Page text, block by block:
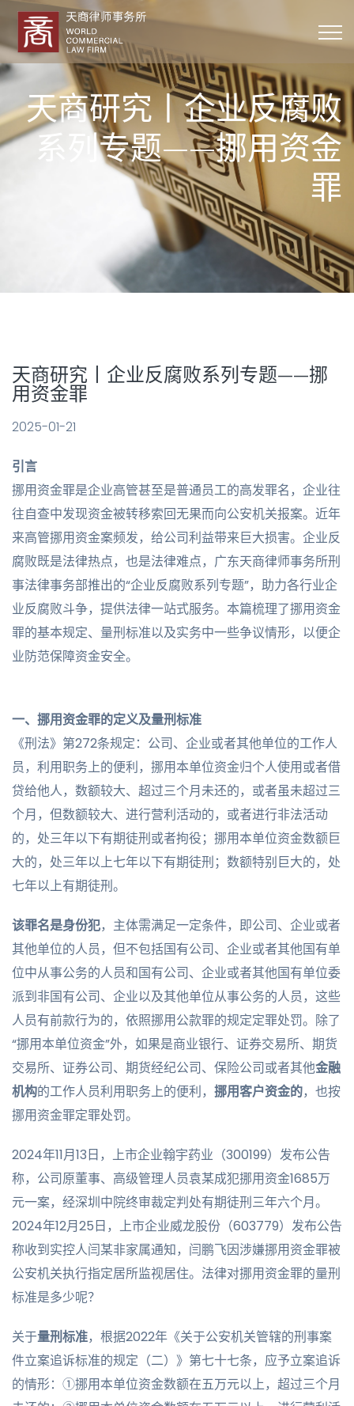
天商研究丨企业反腐败
系列专题——挪用资金
罪
天商研究丨企业反腐败系列专题——挪
用资金罪
2025-01-21
引言
挪用资金罪是企业高管甚至是普通员工的高发罪名，企业往
往自查中发现资金被转移索回无果而向公安机关报案。近年
来高管挪用资金案频发，给公司利益带来巨大损害。企业反
腐败既是法律热点，也是法律难点，广东天商律师事务所刑
事法律事务部推出的“企业反腐败系列专题”，助力各行业企
业反腐败斗争，提供法律一站式服务。本篇梳理了挪用资金
罪的基本规定、量刑标准以及实务中一些争议情形，以便企
业防范保障资金安全。
一、 挪用资金罪的定义及量刑标准
《刑法》第272条规定：公司、企业或者其他单位的工作人
员，利用职务上的便利，挪用本单位资金归个人使用或者借
贷给他人，数额较大、超过三个月未还的，或者虽未超过三
个月，但数额较大、进行营利活动的，或者进行非法活动
的，处三年以下有期徒刑或者拘役；挪用本单位资金数额巨
大的，处三年以上七年以下有期徒刑；数额特别巨大的，处
七年以上有期徒刑。
该罪名是身份犯，主体需满足一定条件，即公司、企业或者
其他单位的人员，但不包括国有公司、企业或者其他国有单
位中从事公务的人员和国有公司、企业或者其他国有单位委
派到非国有公司、企业以及其他单位从事公务的人员，这些
人员有前款行为的，依照挪用公款罪的规定定罪处罚。除了
“挪用本单位资金”外，如果是商业银行、证券交易所、期货
交易所、证券公司、期货经纪公司、保险公司或者其他金融
机构的工作人员利用职务上的便利， 挪用客户资金的，也按
挪用资金罪定罪处罚。
2024年11月13日，上市企业翰宇药业（300199）发布公告
称，公司原董事、高级管理人员袁某成犯挪用资金1685万
元一案，经深圳中院终审裁定判处有期徒刑三年六个月。
2024年12月25日，上市企业威龙股份（603779）发布公告
称收到实控人闫某非家属通知，闫鹏飞因涉嫌挪用资金罪被
公安机关执行指定居所监视居住。法律对挪用资金罪的量刑
标准是多少呢？
关于量刑标准，根据2022年《关于公安机关管辖的刑事案
件立案追诉标准的规定（二）》第七十七条，应予立案追诉
的情形：①挪用本单位资金数额在五万元以上，超过三个月